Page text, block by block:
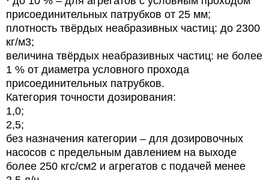
присоединительных патрубков от 25 мм;
плотность твёрдых неабразивных частиц: до 2300
кг/м3;
величина твёрдых неабразивных частиц: не более
1 % от диаметра условного прохода
присоединительных патрубков.
Категория точности дозирования:
1,0;
2,5;
без назначения категории – для дозировочных
насосов с предельным давлением на выходе
более 250 кгс/см2 и агрегатов с подачей менее